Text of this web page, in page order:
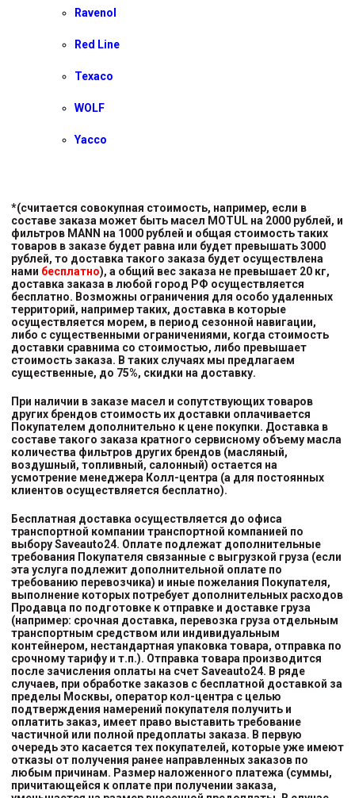
Ravenol
Red Line
Texaco
WOLF
Yacco
*(считается совокупная стоимость, например, если в
составе заказа может быть масел MOTUL на 2000 рублей, и
фильтров MANN на 1000 рублей и общая стоимость таких
товаров в заказе будет равна или будет превышать 3000
рублей, то доставка такого заказа будет осуществлена
нами бесплатно), а общий вес заказа не превышает 20 кг,
доставка заказа в любой город РФ осуществляется
бесплатно. Возможны ограничения для особо удаленных
территорий, например таких, доставка в которые
осуществляется морем, в период сезонной навигации,
либо с существенными ограничениями, когда стоимость
доставки сравнима со стоимостью, либо превышает
стоимость заказа. В таких случаях мы предлагаем
существенные, до 75%, скидки на доставку.
При наличии в заказе масел и сопутствующих товаров
других брендов стоимость их доставки оплачивается
Покупателем дополнительно к цене покупки. Доставка в
составе такого заказа кратного сервисному объему масла
количества фильтров других брендов (масляный,
воздушный, топливный, салонный) остается на
усмотрение менеджера Колл-центра (а для постоянных
клиентов осуществляется бесплатно).
Бесплатная доставка осуществляется до офиса
транспортной компании транспортной компанией по
выборуSaveauto24. Оплате подлежат дополнительные
требования Покупателя связанные с выгрузкой груза (если
эта услуга подлежит дополнительной оплате по
требованию перевозчика) и иные пожелания Покупателя,
выполнение которых потребует дополнительных расходов
Продавца по подготовке к отправке и доставке груза
(например: срочная доставка, перевозка груза отдельным
транспортным средством или индивидуальным
контейнером, нестандартная упаковка товара, отправка по
срочному тарифу и т.п.). Отправка товара производится
после зачисления оплаты на счет Saveauto24. В ряде
случаев, при обработке заказов с бесплатной доставкой за
пределы Москвы, оператор кол-центра с целью
подтверждения намерений покупателя получить и
оплатить заказ, имеет право выставить требование
частичной или полной предоплаты заказа. В первую
очередь это касается тех покупателей, которые уже имеют
отказы от получения ранее направленных заказов по
любым причинам. Размер наложенного платежа (суммы,
причитающейся к оплате при получении заказа,